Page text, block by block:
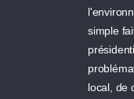
simple
local, de